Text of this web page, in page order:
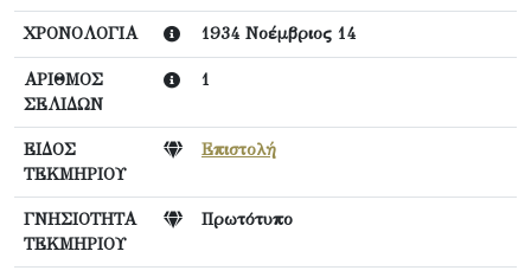
ΧΡΟΝΟΛΟΓΙΑ 1934 Νοέμβριος 14
ΑΡΙΘΜΟΣ
ΣΕΛΙΔΩΝ
1
ΕΙΔΟΣ
ΤΕΚΜΗΡΙΟΥ
Επιστολή
ΓΝΗΣΙΟΤΗΤΑ
ΤΕΚΜΗΡΙΟΥ
Πρωτότυπο